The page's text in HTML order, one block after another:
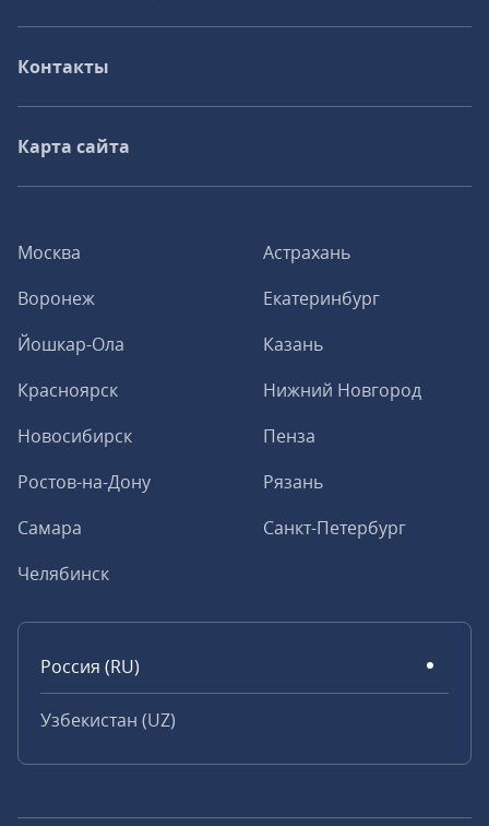
Москва
Астрахань
Воронеж
Екатеринбург
Йошкар-Ола
Казань
Красноярск
Нижний Новгород
Новосибирск
Пенза
Ростов-на-Дону
Рязань
Самара
Санкт-Петербург
Челябинск
Россия (RU)
Узбекистан (UZ)
Контакты
Карта сайта